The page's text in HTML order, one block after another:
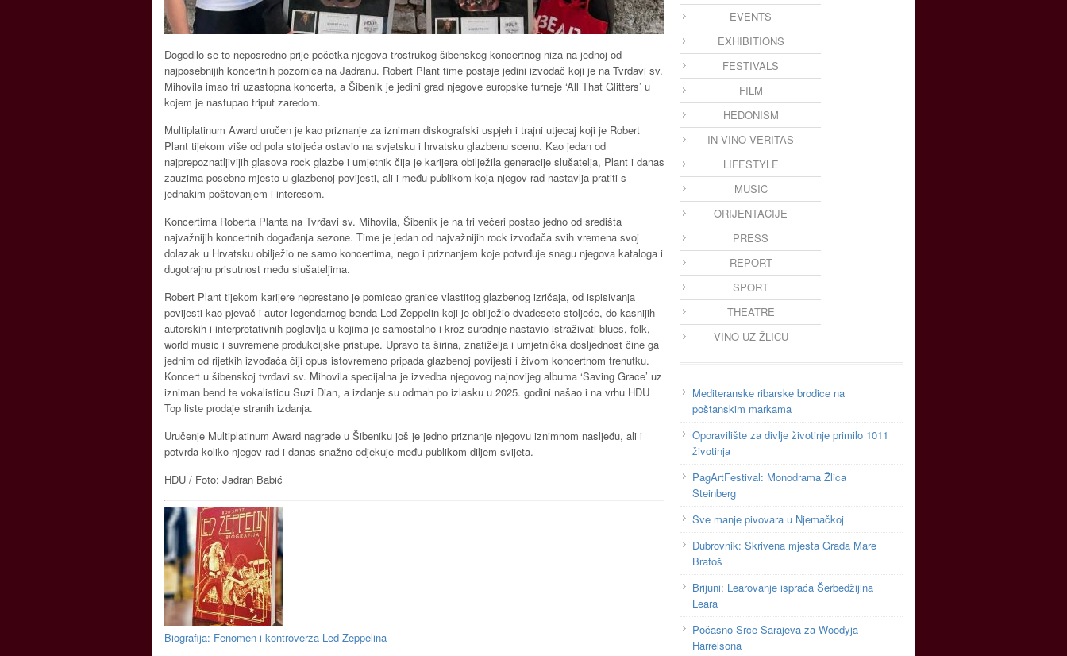
Dogodilo se to neposredno prije početka njegova trostrukog šibenskog koncertnog niza na jednoj od
najposebnijih koncertnih pozornica na Jadranu. Robert Plant time postaje jedini izvođač koji je na Tvrđavi sv.
Mihovila imao tri uzastopna koncerta, a Šibenik je jedini grad njegove europske turneje ‘All That Glitters’ u
kojem je nastupao triput zaredom.
Multiplatinum Award uručen je kao priznanje za izniman diskografski uspjeh i trajni utjecaj koji je Robert
Plant tijekom više od pola stoljeća ostavio na svjetsku i hrvatsku glazbenu scenu. Kao jedan od
najprepoznatljivijih glasova rock glazbe i umjetnik čija je karijera obilježila generacije slušatelja, Plant i danas
zauzima posebno mjesto u glazbenoj povijesti, ali i među publikom koja njegov rad nastavlja pratiti s
jednakim poštovanjem i interesom.
Koncertima Roberta Planta na Tvrđavi sv. Mihovila, Šibenik je na tri večeri postao jedno od središta
najvažnijih koncertnih događanja sezone. Time je jedan od najvažnijih rock izvođača svih vremena svoj
dolazak u Hrvatsku obilježio ne samo koncertima, nego i priznanjem koje potvrđuje snagu njegova kataloga i
dugotrajnu prisutnost među slušateljima.
Robert Plant tijekom karijere neprestano je pomicao granice vlastitog glazbenog izričaja, od ispisivanja
povijesti kao pjevač i autor legendarnog benda Led Zeppelin koji je obilježio dvadeseto stoljeće, do kasnijih
autorskih i interpretativnih poglavlja u kojima je samostalno i kroz suradnje nastavio istraživati blues, folk,
world music i suvremene produkcijske pristupe. Upravo ta širina, znatiželja i umjetnička dosljednost čine ga
jednim od rijetkih izvođača čiji opus istovremeno pripada glazbenoj povijesti i živom koncertnom trenutku.
Koncert u šibenskoj tvrđavi sv. Mihovila specijalna je izvedba njegovog najnovijeg albuma ‘Saving Grace’ uz
izniman bend te vokalisticu Suzi Dian, a izdanje su odmah po izlasku u 2025. godini našao i na vrhu HDU
Top liste prodaje stranih izdanja.
Uručenje Multiplatinum Award nagrade u Šibeniku još je jedno priznanje njegovu iznimnom nasljeđu, ali i
potvrda koliko njegov rad i danas snažno odjekuje među publikom diljem svijeta.
HDU / Foto: Jadran Babić
Biografija: Fenomen i kontroverza Led Zeppelina
EVENTS
EXHIBITIONS
FESTIVALS
FILM
HEDONISM
IN VINO VERITAS
LIFESTYLE
MUSIC
ORIJENTACIJE
PRESS
REPORT
SPORT
THEATRE
VINO UZ ŽLICU
Mediteranske ribarske brodice na
poštanskim markama
Oporavilište za divlje životinje primilo 1011
životinja
PagArtFestival: Monodrama Žlica
Steinberg
Sve manje pivovara u Njemačkoj
Dubrovnik: Skrivena mjesta Grada Mare
Bratoš
Brijuni: Learovanje ispraća Šerbedžijina
Leara
Počasno Srce Sarajeva za Woodyja
Harrelsona